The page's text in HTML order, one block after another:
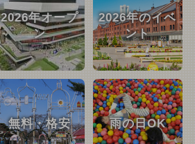
2026年オープ
ン
2026年のイベ
ント
無料・格安 雨の日OK